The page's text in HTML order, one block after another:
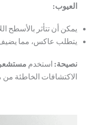
العيوب:
يمكن أن تتأثر بالأسطح
يتطلب عاكس، مما يضيف
نصيحة: استخدم
الاكتشافات الخاطئة من